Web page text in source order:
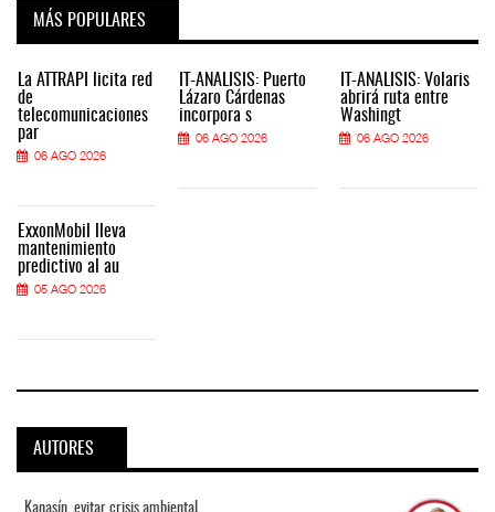
MÁS POPULARES
La ATTRAPI licita red
de
telecomunicaciones
par
06 AGO 2026
ExxonMobil lleva
mantenimiento
predictivo al au
05 AGO 2026
IT-ANÁLISIS: Puerto
Lázaro Cárdenas
incorpora s
06 AGO 2026
IT-ANÁLISIS: Volaris
abrirá ruta entre
Washingt
06 AGO 2026
AUTORES
Kanasín, evitar crisis ambiental